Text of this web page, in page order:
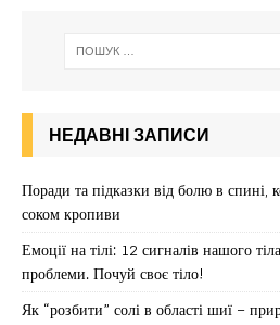
НЕДАВНІ ЗАПИСИ
Поради та підказки від болю в спині,
соком кропиви
Емоції на тілі: 12 сигналів нашого
проблеми. Почуй своє тіло!
Як “розбити” солі в області шиї –